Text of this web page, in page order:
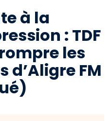
revueà la
: TDF
les
FM